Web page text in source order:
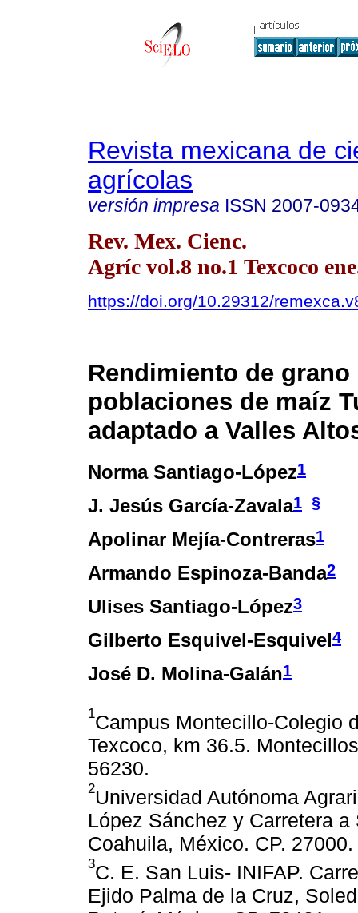
Revista mexicana de
agrícolas
versión impresa ISSN 2007-
Rev. Mex. Cienc.
Agríc vol.8 no.1 Texcoco
https://doi.org/10.29312/
Rendimiento de grano
poblaciones de maíz
adaptado a Valles
Norma Santiago-López1
J. Jesús García-Zavala1 §
Apolinar Mejía-Contreras1
Armando Espinoza-Banda2
Ulises Santiago-López3
Gilberto Esquivel-Esquivel4
José D. Molina-Galán1
1Campus Montecillo-Colegio
Texcoco, km 36.5.
56230.
2Universidad Autónoma
López Sánchez y Carretera
Coahuila, México. CP. 27000.
3C. E. San Luis- INIFAP.
Ejido Palma de la Cruz,